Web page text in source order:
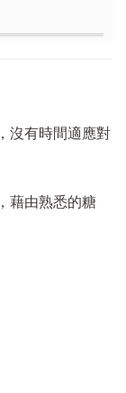
沒有時間適應對
藉由熟悉的糖